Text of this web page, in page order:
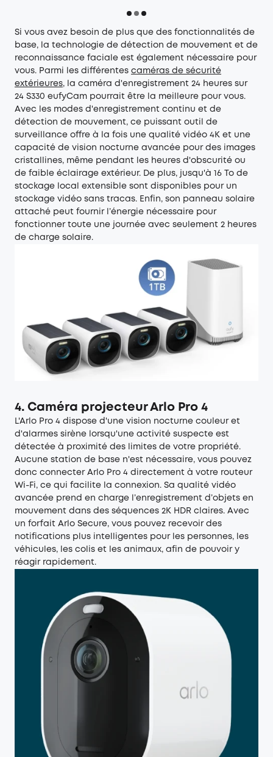
Si vous avez besoin de plus que des fonctionnalités de
base, la technologie de détection de mouvement et de
reconnaissance faciale est également nécessaire pour
vous. Parmi les différentes caméras de sécurité
extérieures, la caméra d'enregistrement 24 heures sur
24 S330 eufyCam pourrait être la meilleure pour vous.
Avec les modes d'enregistrement continu et de
détection de mouvement, ce puissant outil de
surveillance offre à la fois une qualité vidéo 4K et une
capacité de vision nocturne avancée pour des images
cristallines, même pendant les heures d'obscurité ou
de faible éclairage extérieur. De plus, jusqu'à 16 To de
stockage local extensible sont disponibles pour un
stockage vidéo sans tracas. Enfin, son panneau solaire
attaché peut fournir l’énergie nécessaire pour
fonctionner toute une journée avec seulement 2 heures
de charge solaire.
4. Caméra projecteur Arlo Pro 4
L'Arlo Pro 4 dispose d'une vision nocturne couleur et
d'alarmes sirène lorsqu'une activité suspecte est
détectée à proximité des limites de votre propriété.
Aucune station de base n'est nécessaire, vous pouvez
donc connecter Arlo Pro 4 directement à votre routeur
Wi-Fi, ce qui facilite la connexion. Sa qualité vidéo
avancée prend en charge l’enregistrement d’objets en
mouvement dans des séquences 2K HDR claires. Avec
un forfait Arlo Secure, vous pouvez recevoir des
notifications plus intelligentes pour les personnes, les
véhicules, les colis et les animaux, afin de pouvoir y
réagir rapidement.